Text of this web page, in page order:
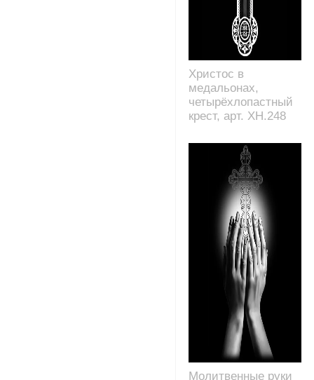
Христос в
медальонах,
четырёхлопастный
крест, арт. XH.248
Молитвенные руки